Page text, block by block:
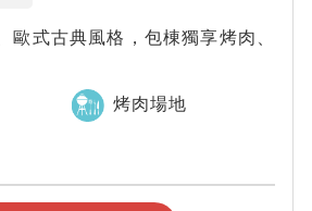
歐式古典風格，包棟獨享烤肉、
烤肉場地